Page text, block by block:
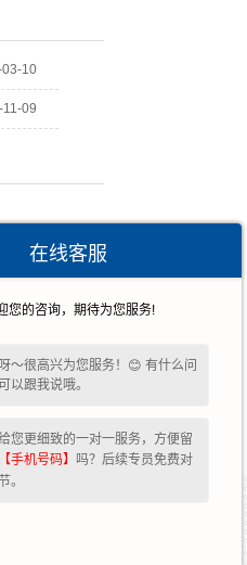
10
09
在线客服
您的咨询，期待为您服务!
～很高兴为您服务！😊 有什么问
以跟我说哦。
您更细致的一对一服务，方便留
【手机号码】 吗？后续专员免费对
。